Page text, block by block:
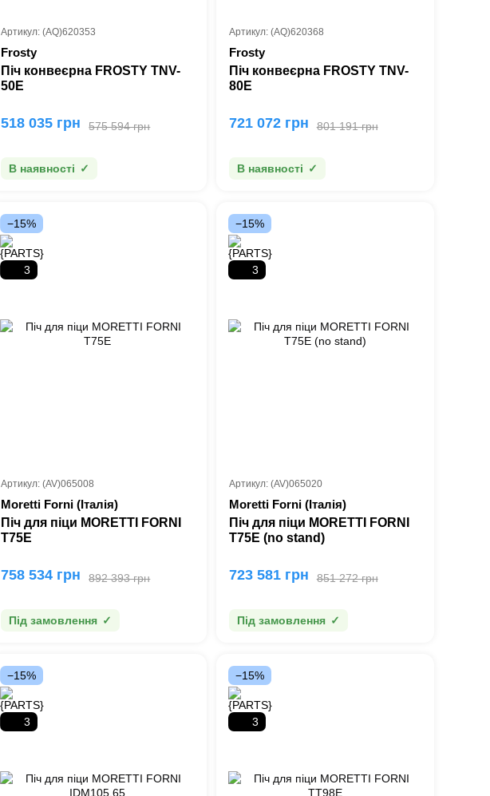
Артикул: (AQ)620353
Frosty
Піч конвеєрна FROSTY TNV-
50E
575 594 грн
518 035 грн
В наявності
Артикул: (AQ)620368
Frosty
Піч конвеєрна FROSTY TNV-
80E
801 191 грн
721 072 грн
В наявності
−15%
3
Артикул: (AV)065008
Moretti Forni (Італія)
Піч для піци MORETTI FORNI
T75E
892 393 грн
758 534 грн
Під замовлення
−15%
3
Артикул: (AV)065020
Moretti Forni (Італія)
Піч для піци MORETTI FORNI
T75E (no stand)
851 272 грн
723 581 грн
Під замовлення
−15%
3
−15%
3